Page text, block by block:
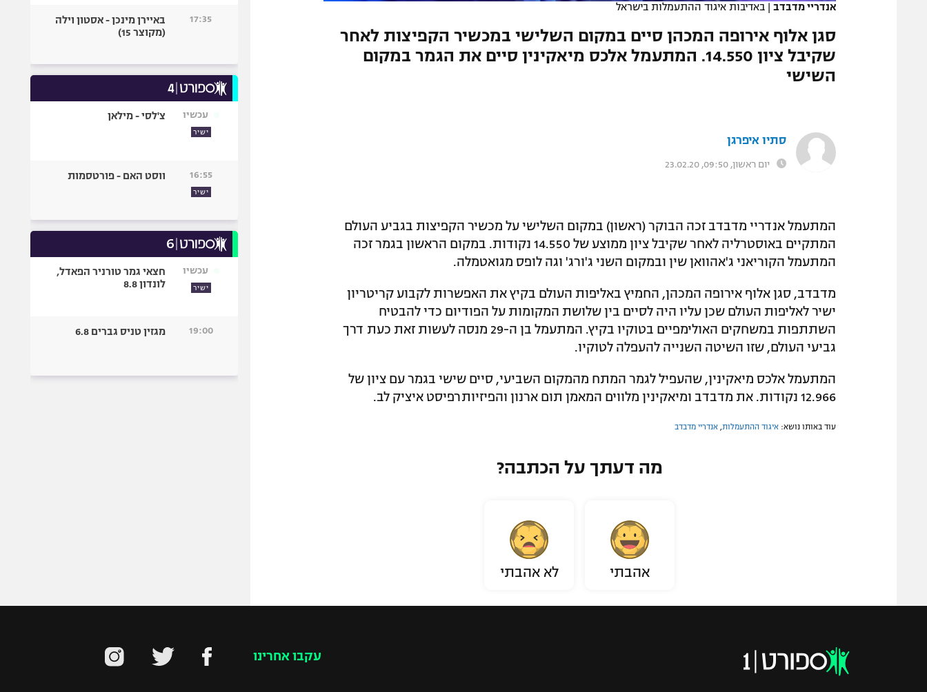
המגזיןאנדריי מדבדב | באדיבות איגוד ההתעמלות בישראל
סגן אלוף אירופה המכהן סיים במקום השלישי במכשיר הקפיצות לאחר
שקיבל ציון 14.550. המתעמל אלכס מיאקינין סיים את הגמר במקום
השישי
סתיו איפרגן
יום ראשון, 09:50, 23.02.20
המתעמל אנדריי מדבדב זכה הבוקר (ראשון) במקום השלישי על מכשיר הקפיצות בגביע העולם
המתקיים באוסטרליה לאחר שקיבל ציון ממוצע של 14.550 נקודות. במקום הראשון בגמר זכה
המתעמל הקוריאני ג'אהוואן שין ובמקום השני ג'ורג' וגה לופס מגואטמלה.
מדבדב, סגן אלוף אירופה המכהן, החמיץ באליפות העולם בקיץ את האפשרות לקבוע קריטריון
ישיר לאליפות העולם שכן עליו היה לסיים בין שלושת המקומות על הפודיום כדי להבטיח
השתתפות במשחקים האולימפיים בטוקיו בקיץ. המתעמל בן ה-29 מנסה לעשות זאת כעת דרך
גביעי העולם, שזו השיטה השנייה להעפלה לטוקיו.
המתעמל אלכס מיאקינין, שהעפיל לגמר המתח מהמקום השביעי, סיים שישי בגמר עם ציון של
12.966 נקודות. את מדבדב ומיאקינין מלווים המאמן תום ארנון והפיזיותרפיסט איציק לב.
עוד באותו נושא: איגוד ההתעמלות אנדריי מדבדב
מה דעתך על הכתבה?
אהבתי לא אהבתי
17:35
באיירן מינכן - אסטון וילה
(מקוצר 15)
עכשיו
ישיר
צ'לסי - מילאן
16:55
ישיר
ווסט האם - פורטסמות
עכשיו
ישיר
חצאי גמר טורניר הפאדל,
לונדון 8.8
19:00 מגזין טניס גברים 6.8
עקבו אחרינו